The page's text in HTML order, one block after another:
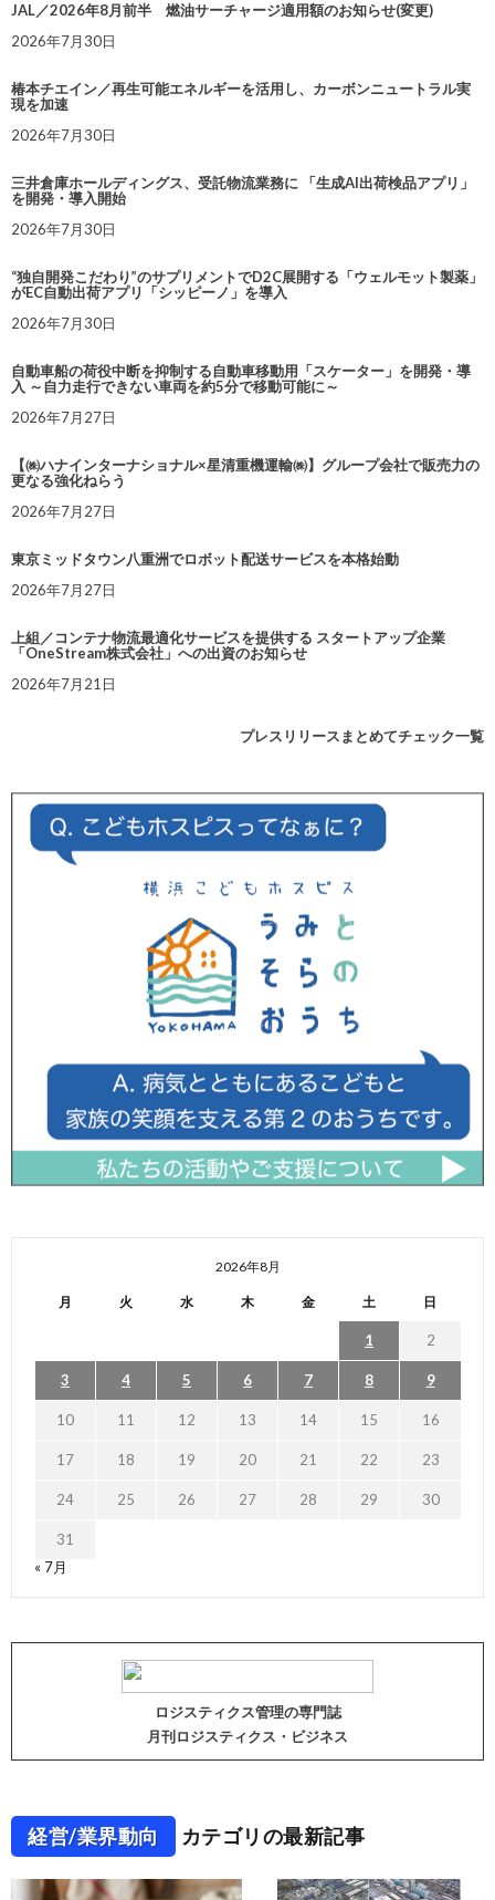
JAL／2026年8月前半 燃油サーチャージ適用額のお知らせ(変更)
2026年7月30日
椿本チエイン／再生可能エネルギーを活用し、カーボンニュートラル実
現を加速
2026年7月30日
三井倉庫ホールディングス、受託物流業務に 「生成AI出荷検品アプリ」
を開発・導入開始
2026年7月30日
“独自開発こだわり”のサプリメントでD2C展開する「ウェルモット製薬」
がEC自動出荷アプリ「シッピーノ」を導入
2026年7月30日
自動車船の荷役中断を抑制する自動車移動用「スケーター」を開発・導
入 ～自力走行できない車両を約5分で移動可能に～
2026年7月27日
【㈱ハナインターナショナル×星清重機運輸㈱】グループ会社で販売力の
更なる強化ねらう
2026年7月27日
東京ミッドタウン八重洲でロボット配送サービスを本格始動
2026年7月27日
上組／コンテナ物流最適化サービスを提供する スタートアップ企業
「OneStream株式会社」への出資のお知らせ
2026年7月21日
プレスリリースまとめてチェック一覧
2026年8月
月 火 水 木 金 土 日
1 2
3 4 5 6 7 8 9
10 11 12 13 14 15 16
17 18 19 20 21 22 23
24 25 26 27 28 29 30
31
« 7月
ロジスティクス管理の専門誌
月刊ロジスティクス・ビジネス
経営/業界動向 カテゴリの最新記事